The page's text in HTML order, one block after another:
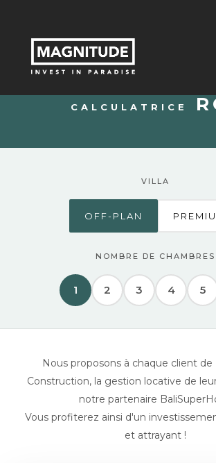
CALCULATRICE
VILLA
OFF-PLAN
NOMBRE DE CHAMBRES
1 2 3 4 5
Nous proposons à chaque client
Construction, la gestion locative de
notre partenaire
Vous profiterez ainsi d'un
et attrayant !